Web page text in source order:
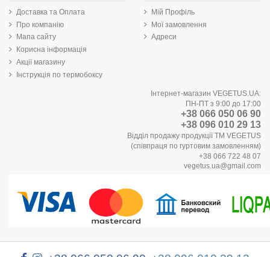
Доставка та Оплата
Про компанію
Мапа сайту
Корисна інформація
Акції магазину
Інструкція по термобоксу
Мій Профіль
Мої замовлення
Адреси
Інтернет-магазин VEGETUS.UA:
ПН-ПТ з 9:00 до 17:00
+38 066 050 06 90
+38 096 010 29 13
Відділ продажу продукції ТМ VEGETUS
(співпраця по гуртовим замовленням)
+38 066 722 48 07
vegetus.ua@gmail.com